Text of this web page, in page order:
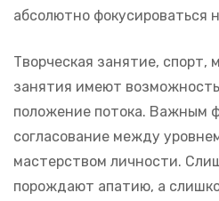
абсолютно фокусироваться
Творческая занятие, спорт,
занятия имеют
положение потока. Важным
согласование между
мастерством личности.
порождают апатию, а